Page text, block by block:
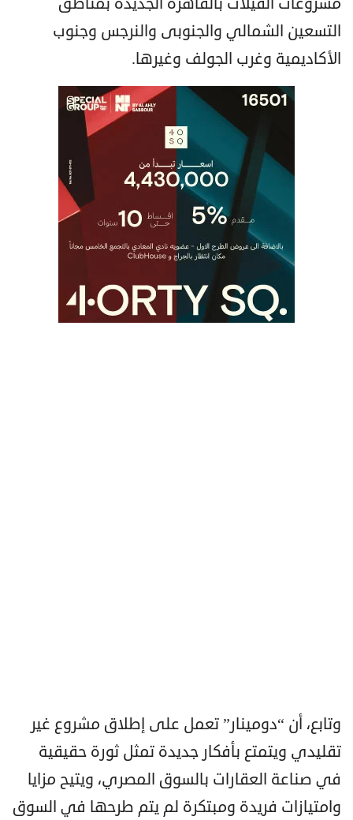
التسعين الشمالي والجنوبى والنرجس وجنوب
الأكاديمية وغرب الجولف وغيرها.
وتابع، أن “دومينار” تعمل على إطلاق مشروع غير
تقليدي ويتمتع بأفكار جديدة تمثل ثورة حقيقية
في صناعة العقارات بالسوق المصري، ويتيح مزايا
وامتيازات فريدة ومبتكرة لم يتم طرحها في السوق